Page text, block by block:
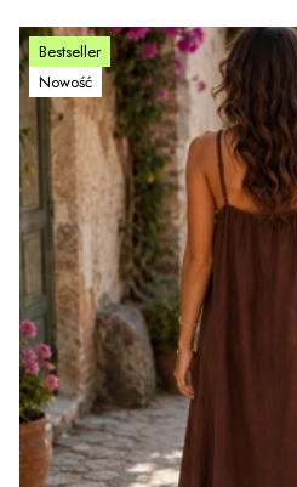
Bestseller
Nowość